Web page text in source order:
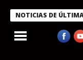
NOTICIAS DE
condecora a